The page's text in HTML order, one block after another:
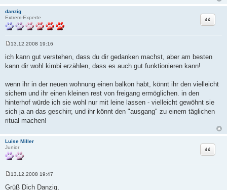
danzig
Extrem-Experte
Zitat
e
i
t
g
13.12.2008 19:16
ich kann gut verstehen, dass du dir gedanken machst, aber am besten
kann dir wohl kimbi erzählen, dass es auch gut funktionieren kann!
wenn ihr in der neuen wohnung einen balkon habt, könnt ihr den vielleicht
sichern und ihr einen kleinen rest von freigang ermöglichen. in den
hinterhof würde ich sie wohl nur mit leine lassen - vielleicht gewöhnt sie
sich ja an das geschirr, und ihr könnt den "ausgang" zu einem täglichen
ritual machen!
Luise Miller
Junior
Zitat
e
13.12.2008 19:47
Grüß Dich Danzig,